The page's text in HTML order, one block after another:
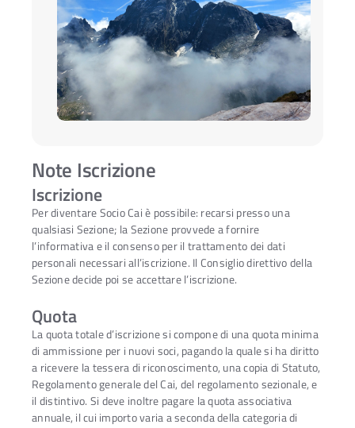
Note Iscrizione
Iscrizione
Per diventare Socio Cai è possibile: recarsi presso una
qualsiasi Sezione; la Sezione provvede a fornire
l’informativa e il consenso per il trattamento dei dati
personali necessari all’iscrizione. Il Consiglio direttivo della
Sezione decide poi se accettare l’iscrizione.
Quota
La quota totale d’iscrizione si compone di una quota minima
di ammissione per i nuovi soci, pagando la quale si ha diritto
a ricevere la tessera di riconoscimento, una copia di Statuto,
Regolamento generale del Cai, del regolamento sezionale, e
il distintivo. Si deve inoltre pagare la quota associativa
annuale, il cui importo varia a seconda della categoria di